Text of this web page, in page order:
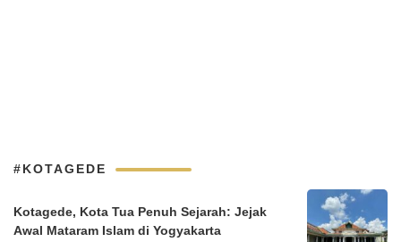
#KOTAGEDE
Kotagede, Kota Tua Penuh Sejarah: Jejak
Awal Mataram Islam di Yogyakarta